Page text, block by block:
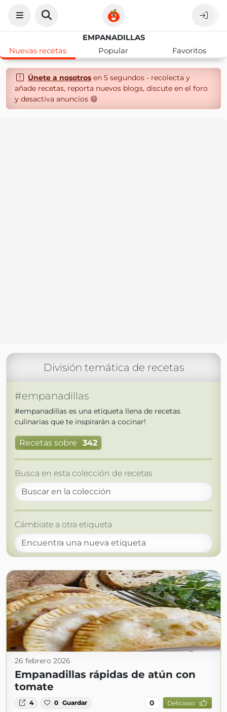
EMPANADILLAS
Nuevas recetas
Popular Favoritos
Únete a nosotrosen 5 segundos - recolecta y
añade recetas, reporta nuevos blogs, discute en el foro
y desactiva anuncios 😄
División temática de recetas
#empanadillas
#empanadillas es una etiqueta llena de recetas
culinarias que te inspirarán a cocinar!
Recetas sobre 342
Busca en esta colección de recetas
Cámbiate a otra etiqueta
26 febrero 2026
Empanadillas rápidas de atún con
tomate
4 0 Guardar 0 Delicioso